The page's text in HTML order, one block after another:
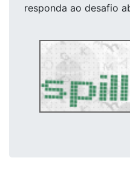
responda ao desafio